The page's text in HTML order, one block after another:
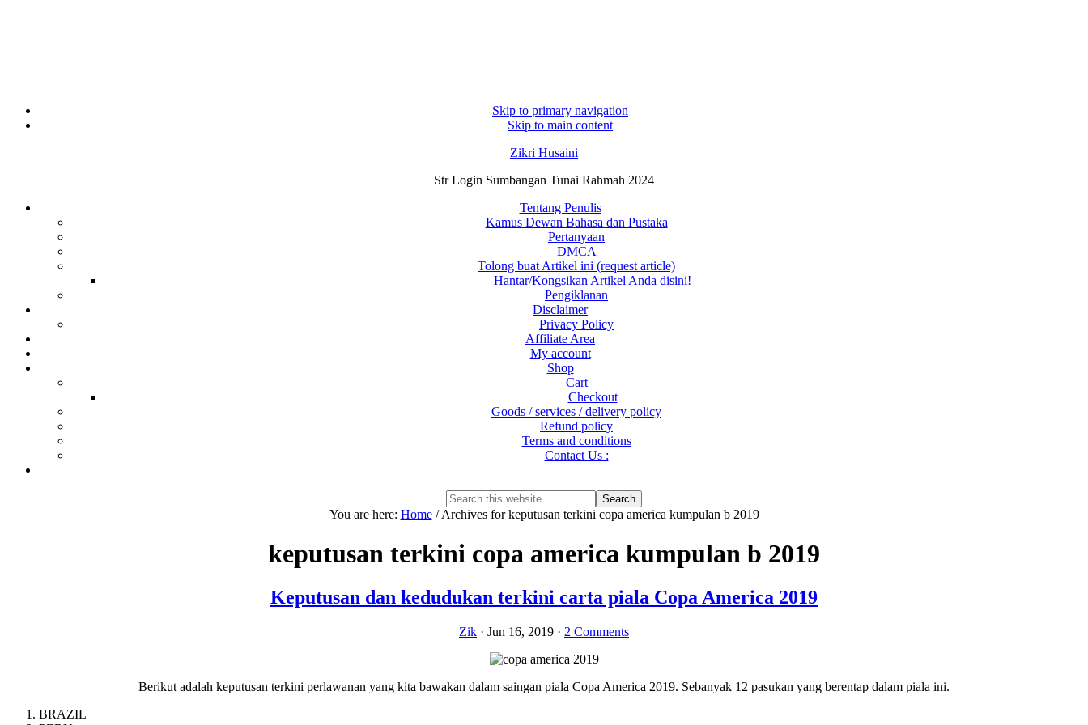
Skip to primary navigation
Skip to main content
Zikri Husaini
Str Login Sumbangan Tunai Rahmah 2024
Tentang Penulis
Kamus Dewan Bahasa dan Pustaka
Pertanyaan
DMCA
Tolong buat Artikel ini (request article)
Hantar/Kongsikan Artikel Anda disini!
Pengiklanan
Disclaimer
Privacy Policy
Affiliate Area
My account
Shop
Cart
Checkout
Goods / services / delivery policy
Refund policy
Terms and conditions
Contact Us :
Search
this
Hide
You are here: Home /Archives for keputusan terkini copa america kumpulan b 2019
keputusan terkini copa america kumpulan b 2019
Keputusan dan kedudukan terkini carta piala Copa America 2019
Zik · Jun 16, 2019 · 2 Comments
Berikut adalah keputusan terkini perlawanan yang kita bawakan dalam saingan piala Copa America 2019. Sebanyak 12 pasukan yang berentap dalam piala ini.
BRAZIL